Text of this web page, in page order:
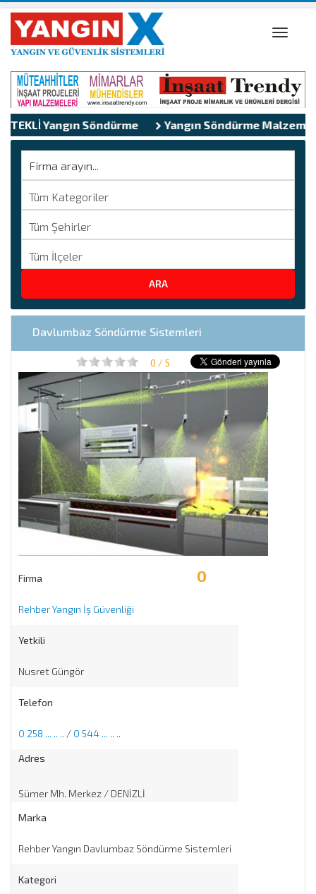
Toggle
TEKLİFLER
Yangın Söndürme Yangın Söndürme Malzemeleri
Davlumbaz Söndürme Sistemleri
0 / 5
0
Firma
Rehber Yangın İş Güvenliği
Yetkili
Nusret Güngör
Telefon
0 258 ... .. .. / 0 544 ... .. ..
Adres
Sümer Mh. Merkez / DENİZLİ
Marka
Rehber Yangın Davlumbaz Söndürme Sistemleri
Kategori